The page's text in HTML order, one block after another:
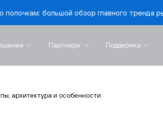
главного тренда рынка
Партнеры Поддержка
архитектура и особенности